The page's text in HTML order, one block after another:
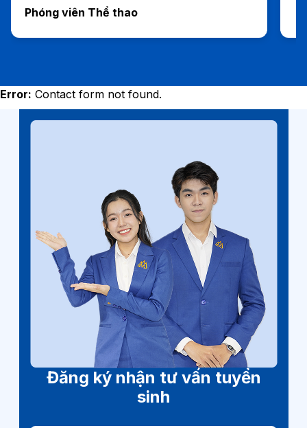
Phóng viên Thể thao
Error: Contact form not found.
Đăng ký nhận tư vấn tuyển
sinh